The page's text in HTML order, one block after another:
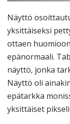
Näyttö
yksittäiseksi
ottaen
epänormaali.
näyttö, jonka
Näyttö oli
epätarkka
yksittäiset